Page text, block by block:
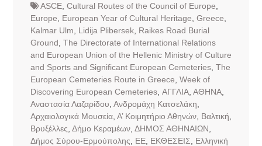
ASCE, Cultural Routes of the Council of Europe
Europe
European Year of Cultural Heritage Greece
Kalmar Ulm
Lidija Plibersek, Raikes Road Burial
Ground The Directorate of International Relations
and European Union of the Hellenic Ministry of Culture
and Sports and Significant European Cemeteries, The
European Cemeteries Route in Greece Week of
Discovering European Cemeteries, ΑΓΓΛΙΑ, ΑΘΗΝΑ,
Αναστασία Λαζαρίδου Ανδρομάχη Κατσελάκη
Αρχαιολογικά Μουσεία, Α’ Κοιμητήριο Αθηνών, Βαλτική
Βρυξέλλες Δήμο Κεραμέων, ΔΗΜΟΣ ΑΘΗΝΑΙΩΝ
Δήμος Σύρου-Ερμούπολης
ΕΕ, ΕΚΘΕΣΕΙΣ
Ελληνική